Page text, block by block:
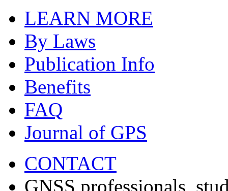
LEARN MORE
By Laws
Publication Info
Benefits
FAQ
Journal of GPS
CONTACT
GNSS professionals,